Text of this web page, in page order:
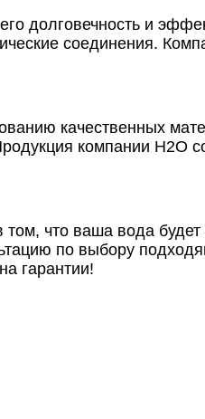
долговечность и
соединения.
качественных
компании Н2О
что ваша вода будет
по выбору
гарантии!